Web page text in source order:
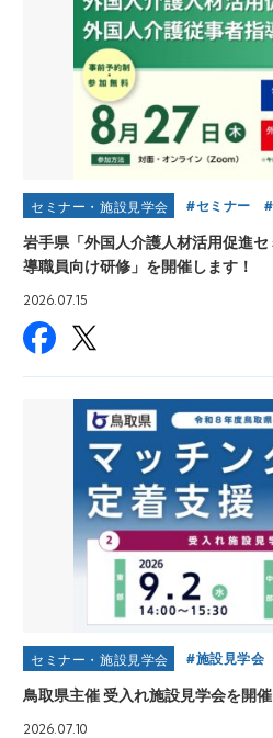
セミナー・施設見学会 セミナー
岩手県「外国人介護人材活用促進
導職員向け研修」を開催します！
2026.07.15
セミナー・施設見学会 施設見学会
鳥取県主催 受入れ施設見学会を開催
2026.07.10